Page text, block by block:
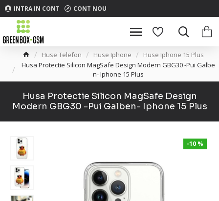
INTRA IN CONT CONT NOU
Huse Telefon Huse Iphone
Huse Iphone 15 Plus
Husa Protectie Silicon MagSafe Design Modern GBG30 -Pui Galbe
n- Iphone 15 Plus
Husa Protectie Silicon MagSafe Design
Modern GBG30 -Pui Galben- Iphone 15 Plus
-10 %